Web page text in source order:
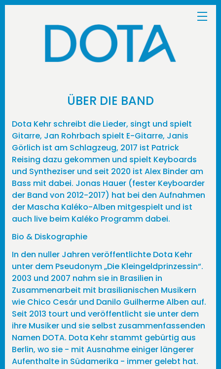
ÜBER DIE BAND
Dota Kehr schreibt die Lieder, singt und spielt
Gitarre, Jan Rohrbach spielt E-Gitarre, Janis
Görlich ist am Schlagzeug, 2017 ist Patrick
Reising dazu gekommen und spielt Keyboards
und Syntheziser und seit 2020 ist Alex Binder am
Bass mit dabei. Jonas Hauer (fester Keyboarder
der Band von 2012-2017) hat bei den Aufnahmen
der Mascha Kaléko-Alben mitgespielt und ist
auch live beim Kaléko Programm dabei.
Bio & Diskographie
In den nuller Jahren veröffentlichte Dota Kehr
unter dem Pseudonym „Die Kleingeldprinzessin“.
2003 und 2007 nahm sie in Brasilien in
Zusammenarbeit mit brasilianischen Musikern
wie Chico Cesár und Danilo Guilherme Alben auf.
Seit 2013 tourt und veröffentlicht sie unter dem
ihre Musiker und sie selbst zusammenfassenden
Namen DOTA. Dota Kehr stammt gebürtig aus
Berlin, wo sie - mit Ausnahme einiger längerer
Aufenthalte in Südamerika - immer gelebt hat.